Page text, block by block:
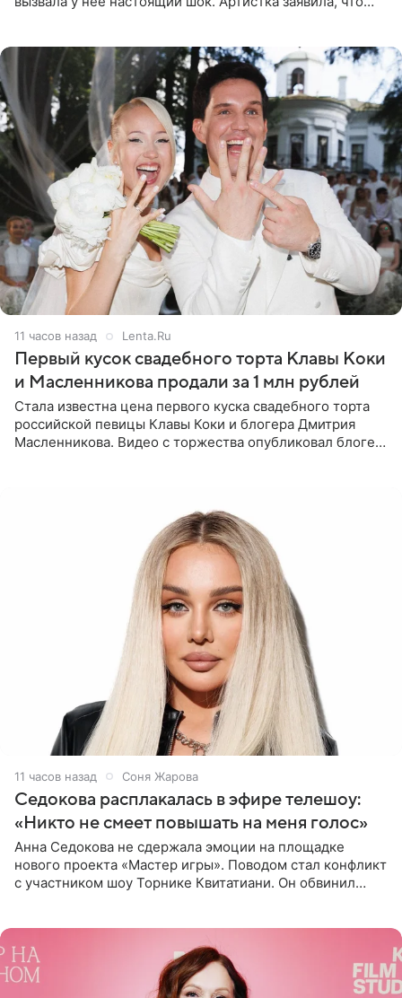
11 часов назад Lenta.Ru
Первый кусок свадебного торта Клавы Коки
и Масленникова продали за 1 млн рублей
Стала известна цена первого куска свадебного торта
российской певицы Клавы Коки и блогера Дмитрия
Масленникова. Видео с торжества опубликовал блогер
11 часов назад Соня Жарова
Седокова расплакалась в эфире телешоу:
«Никто не смеет повышать на меня голос»
Анна Седокова не сдержала эмоции на площадке
нового проекта «Мастер игры». Поводом стал конфликт
с участником шоу Торнике Квитатиани. Он обвинил